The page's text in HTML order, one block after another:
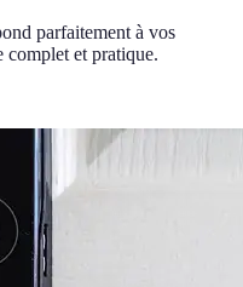
parfaitement à vos
complet et pratique.